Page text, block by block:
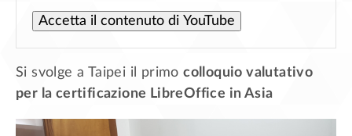
Accetta il contenuto di YouTube
Si svolge a Taipei il primocolloquio valutativo
per la certificazione LibreOffice in Asia